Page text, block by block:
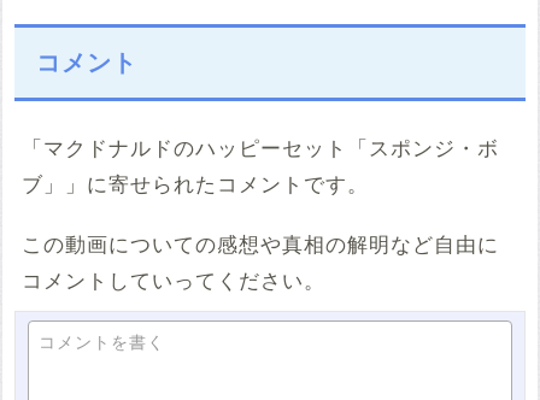
コメント
「マクドナルドのハッピーセット「スポンジ・ボ
ブ」」に寄せられたコメントです。
この動画についての感想や真相の解明など自由に
コメントしていってください。
コメントを書く